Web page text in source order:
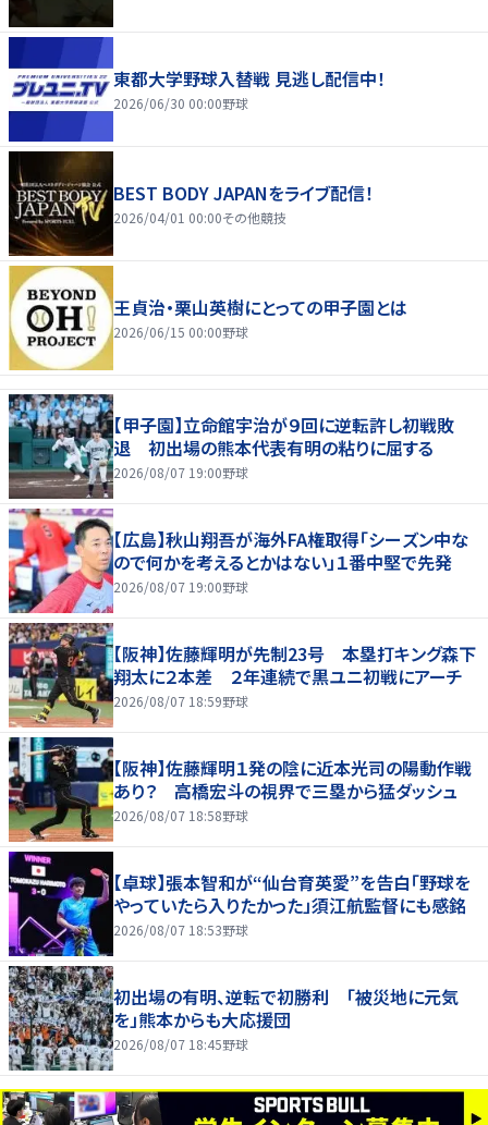
東都大学野球入替戦 見逃し配信中！
2026/06/30 00:00野球
BEST BODY JAPANをライブ配信！
2026/04/01 00:00その他競技
王貞治・栗山英樹にとっての甲子園とは
2026/06/15 00:00野球
【甲子園】立命館宇治が９回に逆転許し初戦敗
退 初出場の熊本代表有明の粘りに屈する
2026/08/07 19:00野球
【広島】秋山翔吾が海外FA権取得「シーズン中な
ので何かを考えるとかはない」１番中堅で先発
2026/08/07 19:00野球
【阪神】佐藤輝明が先制23号 本塁打キング森下
翔太に２本差 ２年連続で黒ユニ初戦にアーチ
2026/08/07 18:59野球
【阪神】佐藤輝明１発の陰に近本光司の陽動作戦
あり？ 高橋宏斗の視界で三塁から猛ダッシュ
2026/08/07 18:58野球
【卓球】張本智和が“仙台育英愛”を告白「野球を
やっていたら入りたかった」須江航監督にも感銘
2026/08/07 18:53野球
初出場の有明、逆転で初勝利 「被災地に元気
を」熊本からも大応援団
2026/08/07 18:45野球